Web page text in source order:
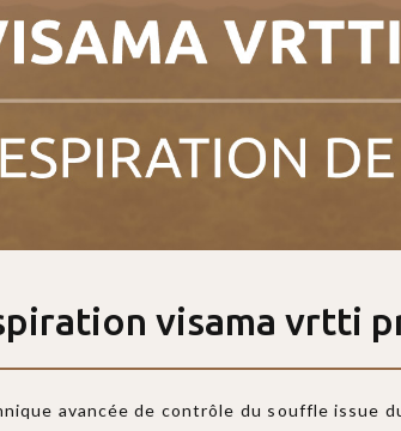
visama vrtti
avancée de contrôle du souffle